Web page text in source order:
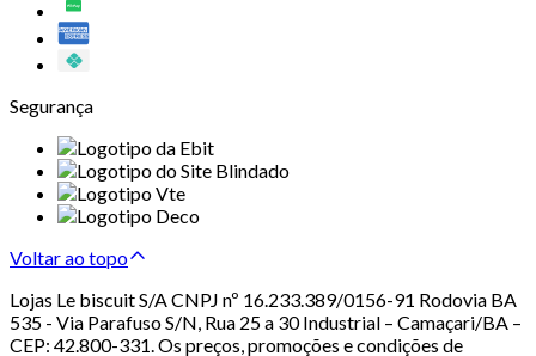
Segurança
Voltar ao topo
Lojas Le biscuit S/A CNPJ nº 16.233.389/0156-91 Rodovia BA
535 - Via Parafuso S/N, Rua 25 a 30 Industrial – Camaçari/BA –
CEP: 42.800-331. Os preços, promoções e condições de